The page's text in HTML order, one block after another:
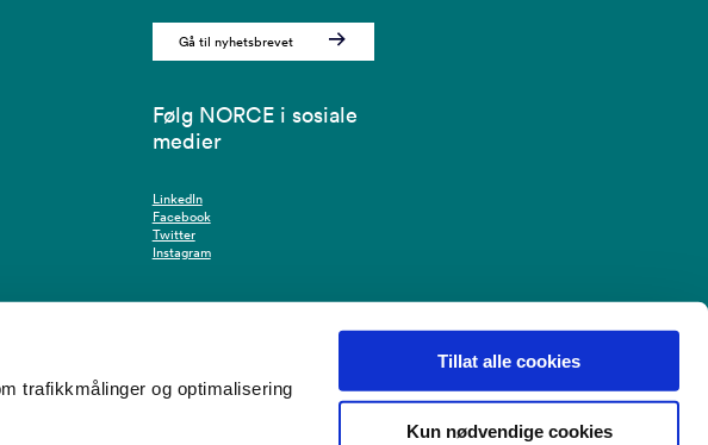
trafikkmålinger og optimalisering
Tillat alle cookies
Kun nødvendige cookies
Gå til nyhetsbrevet
Følg NORCE i sosiale
medier
LinkedIn
Facebook
Twitter
Instagram